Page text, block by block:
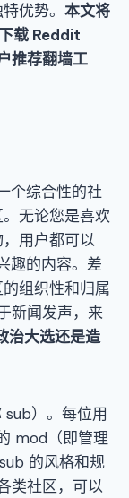
优势。本文将
载 Reddit
推荐翻墙工
个综合性的社
无论您是喜欢
用户都可以
趣的内容。差
组织性和归属
新闻发声，来
治大选还是造
）。每位用
mod（即管理
的风格和规
类社区，可以